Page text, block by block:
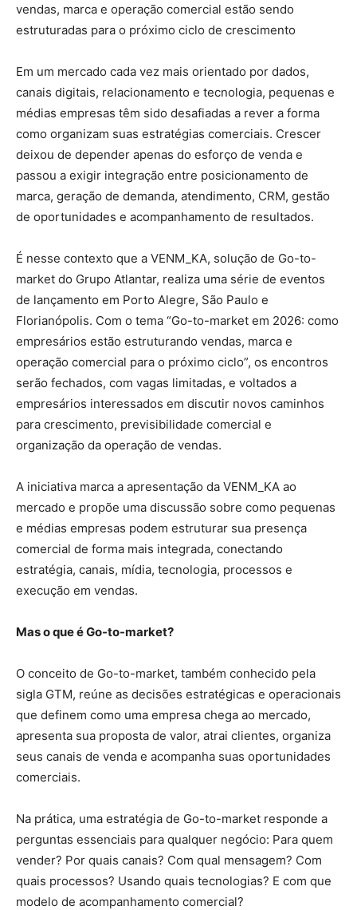
vendas, marca e operação comercial estão sendo
estruturadas para o próximo ciclo de crescimento
Em um mercado cada vez mais orientado por dados,
canais digitais, relacionamento e tecnologia, pequenas e
médias empresas têm sido desafiadas a rever a forma
como organizam suas estratégias comerciais. Crescer
deixou de depender apenas do esforço de venda e
passou a exigir integração entre posicionamento de
marca, geração de demanda, atendimento, CRM, gestão
de oportunidades e acompanhamento de resultados.
É nesse contexto que a VENM_KA, solução de Go-to-
market do Grupo Atlantar, realiza uma série de eventos
de lançamento em Porto Alegre, São Paulo e
Florianópolis. Com o tema “Go-to-market em 2026: como
empresários estão estruturando vendas, marca e
operação comercial para o próximo ciclo”, os encontros
serão fechados, com vagas limitadas, e voltados a
empresários interessados em discutir novos caminhos
para crescimento, previsibilidade comercial e
organização da operação de vendas.
A iniciativa marca a apresentação da VENM_KA ao
mercado e propõe uma discussão sobre como pequenas
e médias empresas podem estruturar sua presença
comercial de forma mais integrada, conectando
estratégia, canais, mídia, tecnologia, processos e
execução em vendas.
Mas o que é Go-to-market?
O conceito de Go-to-market, também conhecido pela
sigla GTM, reúne as decisões estratégicas e operacionais
que definem como uma empresa chega ao mercado,
apresenta sua proposta de valor, atrai clientes, organiza
seus canais de venda e acompanha suas oportunidades
comerciais.
Na prática, uma estratégia de Go-to-market responde a
perguntas essenciais para qualquer negócio: Para quem
vender? Por quais canais? Com qual mensagem? Com
quais processos? Usando quais tecnologias? E com que
modelo de acompanhamento comercial?